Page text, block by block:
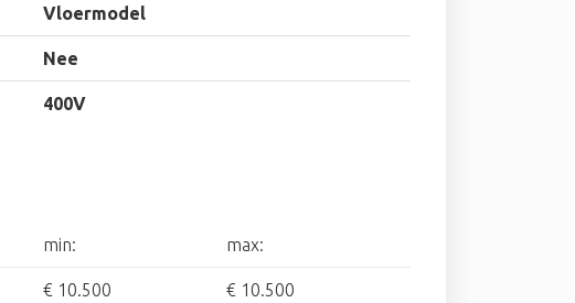
Vloermodel
Nee
400V
min: max:
€ 10.500 € 10.500